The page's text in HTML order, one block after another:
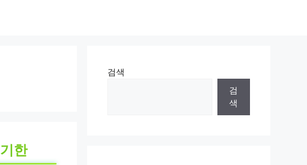
한
검색
검
색